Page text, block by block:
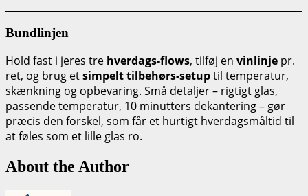
Bundlinjen
Hold fast i jeres tre hverdags-flows, tilføj en vinlinje pr.
ret, og brug etsimpelt tilbehørs-setuptil temperatur,
skænkning og opbevaring. Små detaljer – rigtigt glas,
passende temperatur, 10 minutters dekantering – gør
præcis den forskel, som får et hurtigt hverdagsmåltid til
at føles som et lille glas ro.
About the Author